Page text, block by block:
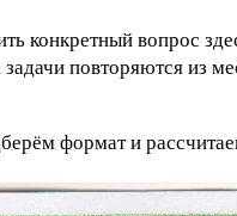
конкретный вопрос
повторяются из
формат и